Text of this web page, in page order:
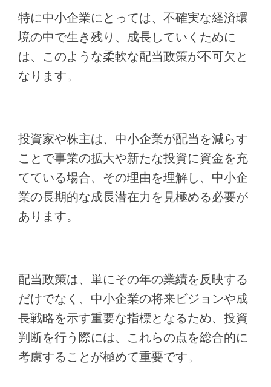
特に中小企業にとっては、不確実な経済環
境の中で生き残り、成長していくために
は、このような柔軟な配当政策が不可欠と
なります。
投資家や株主は、中小企業が配当を減らす
ことで事業の拡大や新たな投資に資金を充
てている場合、その理由を理解し、中小企
業の長期的な成長潜在力を見極める必要が
あります。
配当政策は、単にその年の業績を反映する
だけでなく、中小企業の将来ビジョンや成
長戦略を示す重要な指標となるため、投資
判断を行う際には、これらの点を総合的に
考慮することが極めて重要です。